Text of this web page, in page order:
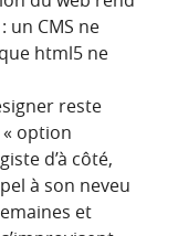
un CMS ne
html5 ne
reste
option
d’à côté,
à son neveu
et